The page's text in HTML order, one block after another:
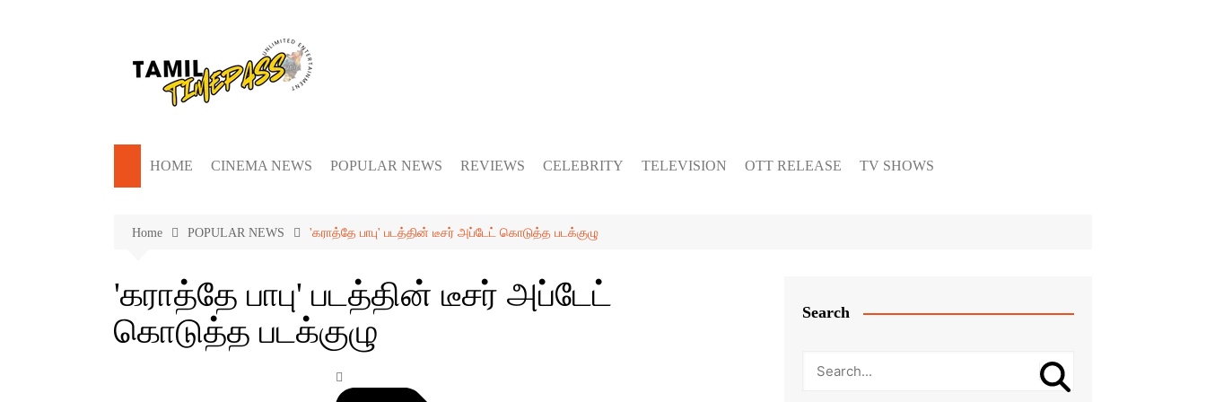
HOME CINEMA NEWS POPULAR NEWS REVIEWS CELEBRITY TELEVISION OTT RELEASE TV SHOWS
Home POPULAR NEWS 'கராத்தே பாபு' படத்தின் டீசர் அப்டேட் கொடுத்த படக்குழு
'கராத்தே பாபு' படத்தின் டீசர் அப்டேட்
கொடுத்த படக்குழு
Search